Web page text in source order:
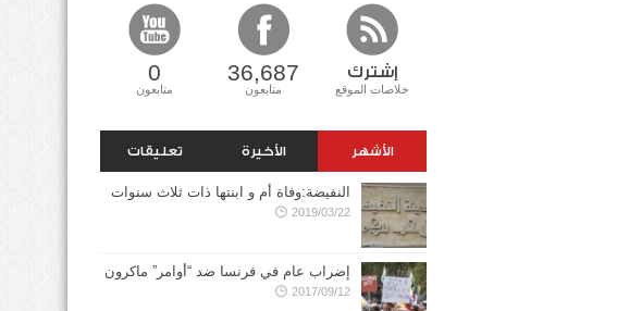
إشترك
خلاصات الموقع
36,687
متابعون
0
متابعون
الأشهر الأخيرة تعليقات
النفيضة:وفاة أم و ابنتها ذات ثلاث سنوات
2019/03/22
إضراب عام في فرنسا ضد “أوامر” ماكرون
2017/09/12